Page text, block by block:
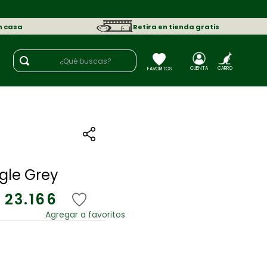
casa Retira en tienda gratis
¿Qué buscas?
Grey
23.166